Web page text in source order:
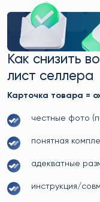
Как снизить
лист селлера
Карточка товара =
честные фото
понятная
адекватные
инструкция/